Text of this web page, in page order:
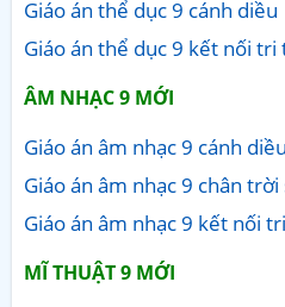
Giáo án thể dục 9 cánh diều
Giáo án thể dục 9 kết nối tri
ÂM NHẠC 9 MỚI
Giáo án âm nhạc 9 cánh diều
Giáo án âm nhạc 9 chân trời
Giáo án âm nhạc 9 kết nối
MĨ THUẬT 9 MỚI